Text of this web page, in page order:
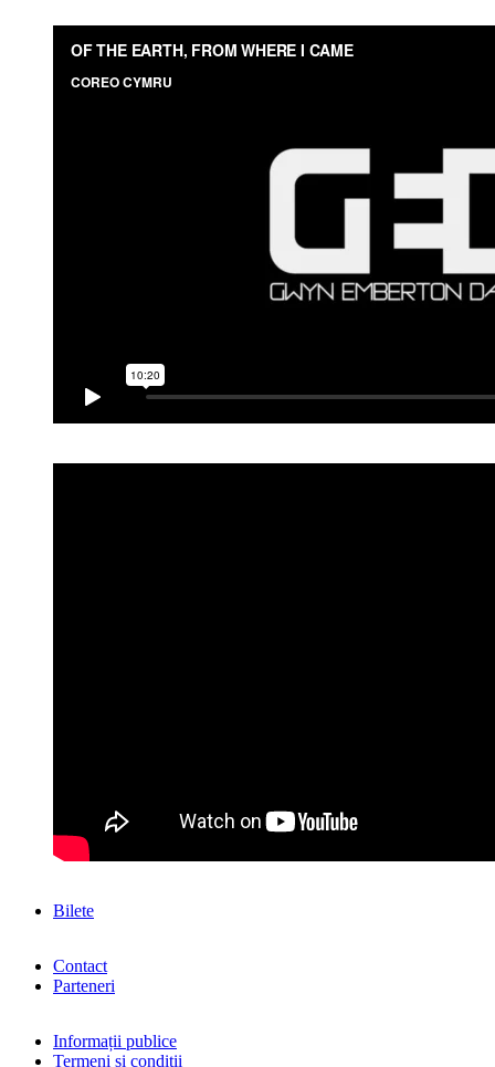
Bilete
Contact
Parteneri
Informații publice
Termeni și condiții